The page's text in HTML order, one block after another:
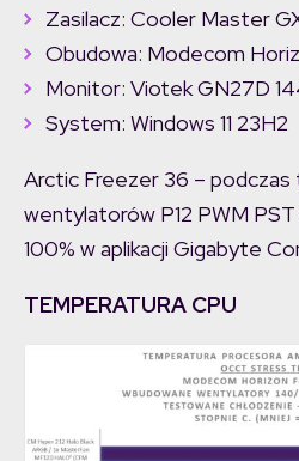
Zasilacz: Cooler Master
Obudowa: Modecom
Monitor: Viotek GN27D
System: Windows 11 23H2
Arctic Freezer 36 –
wentylatorów P12 PWM PST
100% w aplikacji Gigabyte
TEMPERATURA CPU